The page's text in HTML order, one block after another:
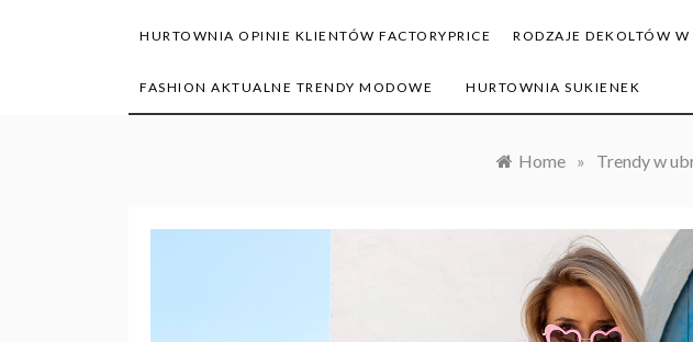
HURTOWNIA OPINIE KLIENTÓW FACTORYPRICE RODZAJE DEKOLTÓW
FASHION AKTUALNE TRENDY MODOWE HURTOWNIA SUKIENEK
Home » Trendy w